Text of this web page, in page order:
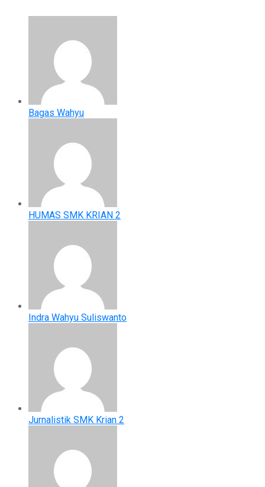
Bagas Wahyu
HUMAS SMK KRIAN 2
Indra Wahyu Suliswanto
Jurnalistik SMK Krian 2